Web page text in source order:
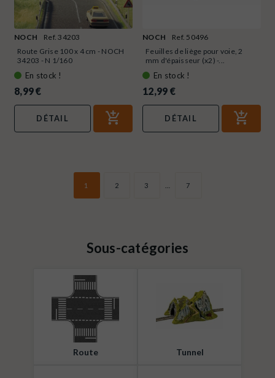
NOCH
Ref. 34203
Route Grise 100 x 4 cm - NOCH
34203 - N 1/160
En stock !
8,99 €
DÉTAIL
NOCH
Ref. 50496
Feuilles de liège pour voie, 2
mm d'épaisseur (x2) -...
En stock !
12,99 €
DÉTAIL
1 2 3 7
Sous-catégories
Route Tunnel